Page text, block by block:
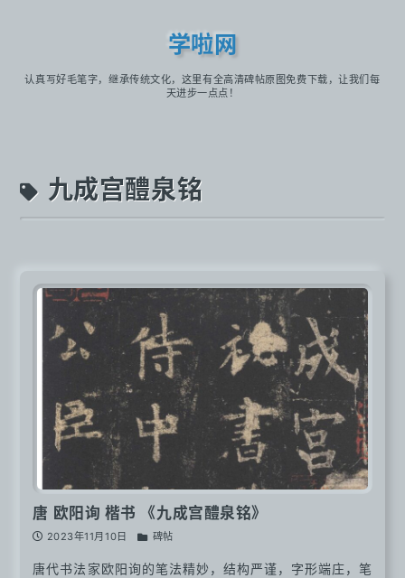
学啦网
认真写好毛笔字，继承传统文化，这里有全高清碑帖原图免费下载，让我们每
天进步一点点！
九成宫醴泉铭
唐 欧阳询 楷书 《九成宫醴泉铭》
2023年11月10日 碑帖
唐代书法家欧阳询的笔法精妙，结构严谨，字形端庄，笔